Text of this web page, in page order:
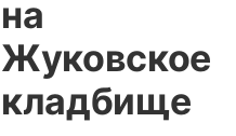
на
Жуковское
кладбище